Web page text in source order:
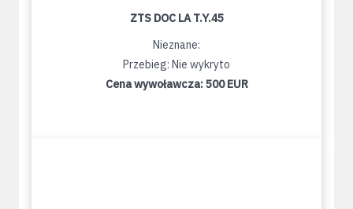
ZTS DOC LA T.Y.45
Nieznane:
Przebieg: Nie wykryto
Cena wywoławcza:500 EUR